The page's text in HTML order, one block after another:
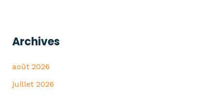
Archives
août 2026
juillet 2026